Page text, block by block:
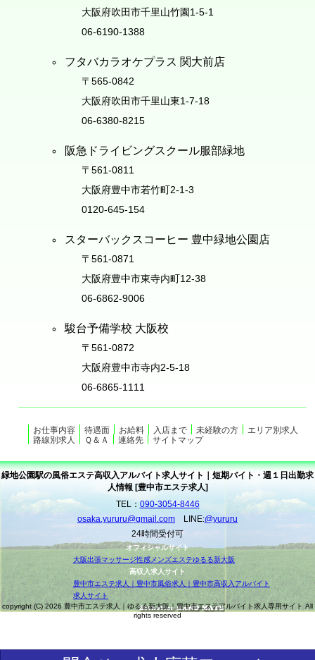
大阪府吹田市千里山竹園1-5-1
06-6190-1388
フタバカラオケプラス 関大前店
〒565-0842
大阪府吹田市千里山東1-7-18
06-6380-8215
阪急ドライビングスクール服部緑地
〒561-0811
大阪府豊中市若竹町2-1-3
0120-645-154
スターバックスコーヒー 豊中緑地公園店
〒561-0871
大阪府豊中市東寺内町12-38
06-6862-9006
駿台予備学校 大阪校
〒561-0872
大阪府豊中市寺内2-5-18
06-6865-1111
お仕事内容 待遇面 お給料 入店まで 未経験の方
エリア別求人
路線別求人
Ｑ＆Ａ 連絡先 サイトマップ
緑地公園駅の風俗エステ高収入アルバイト求人サイト｜短期バイト・週１日出勤求
人情報 [豊中市エステ求人]
TEL： 090-3054-8446
osaka.yururu@gmail.com LINE:@yururu
24時間受付可
オフィシャルサイト
大阪出張マッサージ性感メンズエステゆるる新大阪
高収入求人サイト
豊中市エステ求人｜豊中市風俗求人｜豊中市高収入アルバイト
求人サイト
copyright (C) 2026 豊中市エステ求人｜ゆるる新大阪｜豊中市エステアルバイト求人専用サイト All
rights reserved